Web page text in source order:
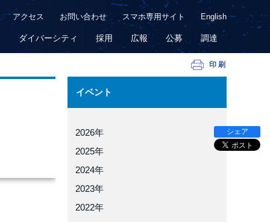
アクセス お問い合わせ スマホ専用サイト English
ダイバーシティ 採用 広報 公募 調達
印刷
シェア
イベント
2026年
2025年
2024年
2023年
2022年